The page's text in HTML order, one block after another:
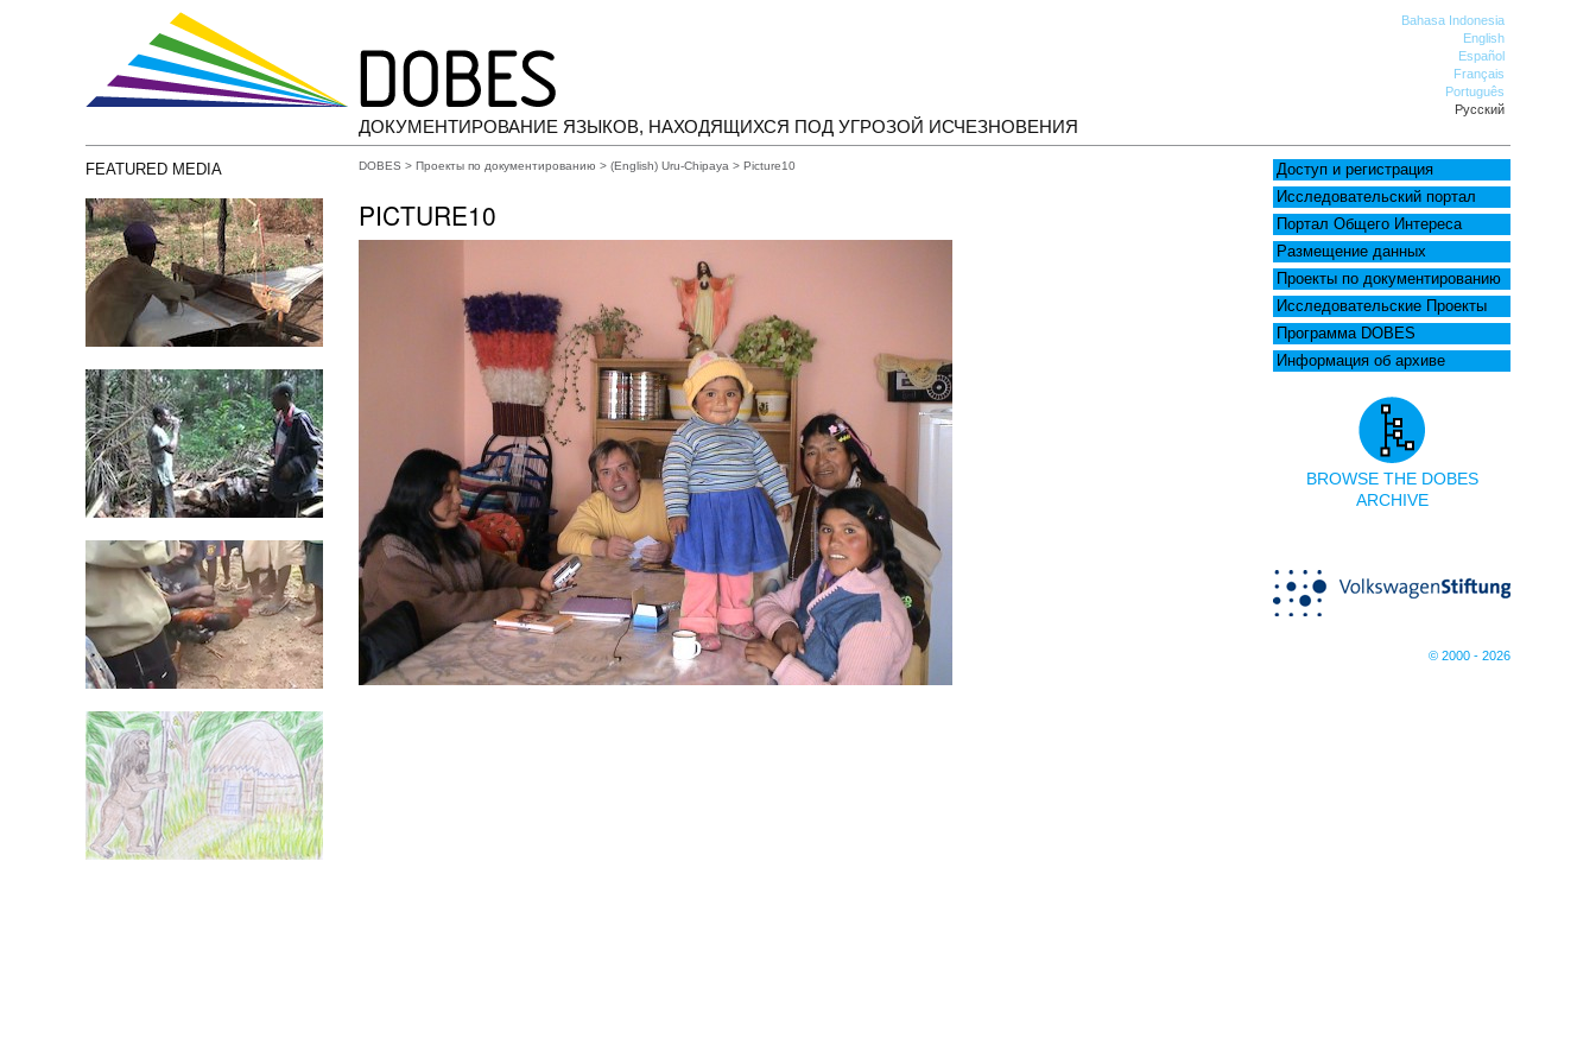
Bahasa Indonesia
English
Español
Français
Português
Русский
ДОКУМЕНТИРОВАНИЕ ЯЗЫКОВ, НАХОДЯЩИХСЯ ПОД УГРОЗОЙ ИСЧЕЗНОВЕНИЯ
FEATURED MEDIA
Доступ и регистрация
Исследовательский портал
Портал Общего Интереса
Размещение данных
Проекты по документированию
Исследовательские Проекты
Программа DOBES
Информация об архиве
BROWSE THE DOBES
ARCHIVE
© 2000 - 2026
DOBES > Проекты по документированию > (English) Uru-Chipaya > Picture10
PICTURE10